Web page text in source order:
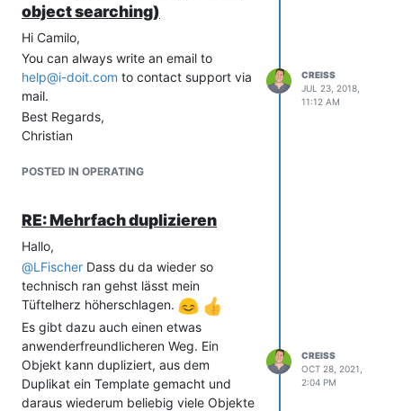
object searching)
Hi Camilo,
You can always write an email to
help@i-doit.com to contact support via
mail.
Best Regards,
Christian
POSTED IN OPERATING
CREISS
JUL 23, 2018,
11:12 AM
RE: Mehrfach duplizieren
Hallo,
@LFischer Dass du da wieder so
technisch ran gehst lässt mein
Tüftelherz höherschlagen.
Es gibt dazu auch einen etwas
anwenderfreundlicheren Weg. Ein
Objekt kann dupliziert, aus dem
Duplikat ein Template gemacht und
daraus wiederum beliebig viele Objekte
CREISS
OCT 28, 2021,
2:04 PM